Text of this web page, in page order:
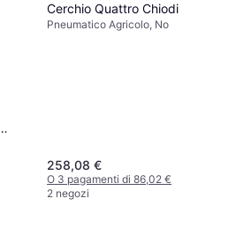
Cerchio Quattro Chiodi
Pneumatico Agricolo, No
258,08 €
O 3 pagamenti di 86,02 €
2 negozi